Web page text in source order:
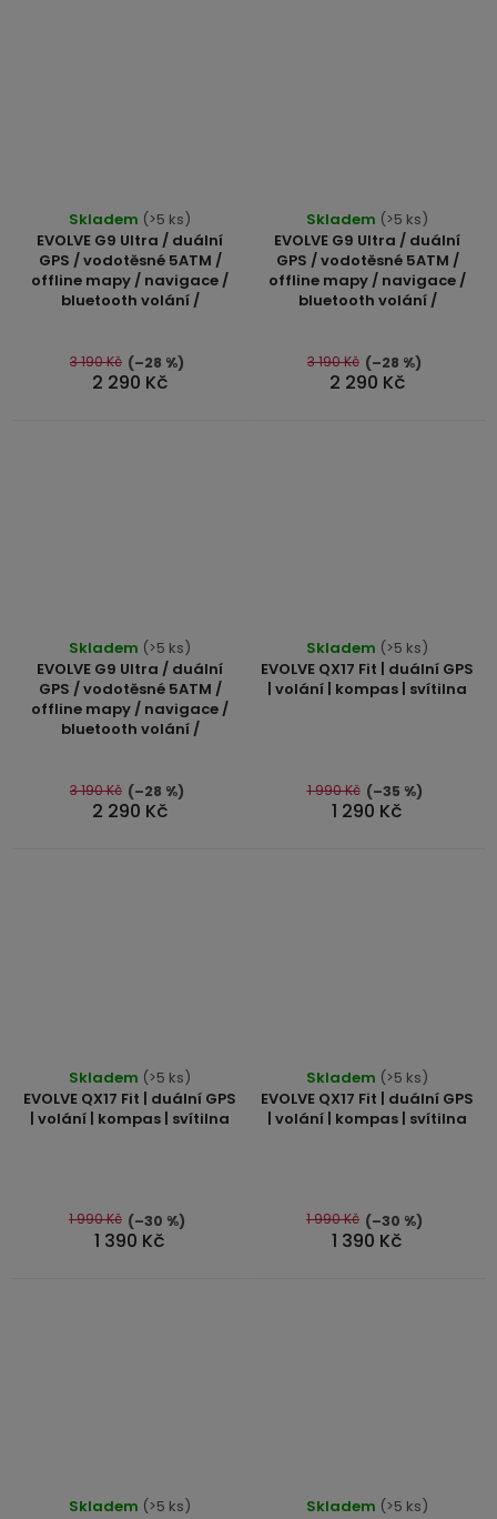
EVOLVE G9 Ultra / duální
GPS / vodotěsné 5ATM /
offline mapy / navigace /
bluetooth volání /
hodnocení
produktu
je
5,0
5
hvězdiček.
Skladem (>5 ks)
2 290 Kč
3 190 Kč (–28 %)
EVOLVE G9 Ultra / duální
GPS / vodotěsné 5ATM /
offline mapy / navigace /
bluetooth volání /
Skladem (>5 ks)
2 290 Kč
3 190 Kč (–28 %)
EVOLVE G9 Ultra / duální
GPS / vodotěsné 5ATM /
offline mapy / navigace /
bluetooth volání /
hodnocení
produktu
je
5,0
5
hvězdiček.
Skladem (>5 ks)
2 290 Kč
3 190 Kč (–28 %)
EVOLVE QX17 Fit | duální GPS
| volání | kompas | svítilna
Skladem (>5 ks)
1 290 Kč
1 990 Kč (–35 %)
EVOLVE QX17 Fit | duální GPS
| volání | kompas | svítilna
Skladem (>5 ks)
1 390 Kč
1 990 Kč (–30 %)
EVOLVE QX17 Fit | duální GPS
| volání | kompas | svítilna
Skladem (>5 ks)
1 390 Kč
1 990 Kč (–30 %)
Skladem (>5 ks) Skladem (>5 ks)